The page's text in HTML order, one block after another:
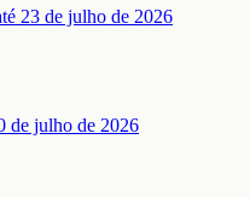
23 de julho de 2026
de julho de 2026